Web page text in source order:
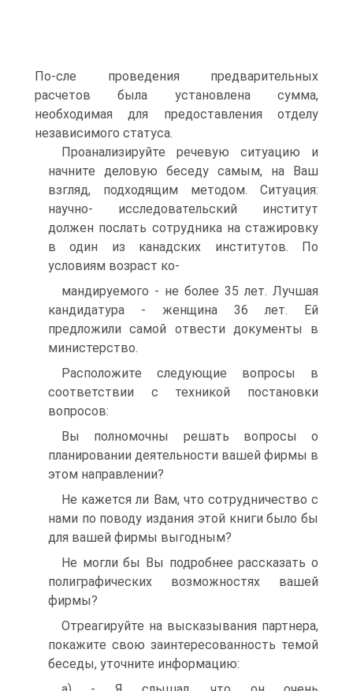
По-сле проведения предварительных
расчетов была установлена сумма,
необходимая для предоставления отделу
независимого статуса.
Проанализируйте речевую ситуацию и
начните деловую беседу самым, на Ваш
взгляд, подходящим методом. Ситуация:
научно- исследовательский институт
должен послать сотрудника на стажировку
в один из канадских институтов. По
условиям возраст ко-
мандируемого - не более 35 лет. Лучшая
кандидатура - женщина 36 лет. Ей
предложили самой отвести документы в
министерство.
Расположите следующие вопросы в
соответствии с техникой постановки
вопросов:
Вы полномочны решать вопросы о
планировании деятельности вашей фирмы в
этом направлении?
Не кажется ли Вам, что сотрудничество с
нами по поводу издания этой книги было бы
для вашей фирмы выгодным?
Не могли бы Вы подробнее рассказать о
полиграфических возможностях вашей
фирмы?
Отреагируйте на высказывания партнера,
покажите свою заинтересованность темой
беседы, уточните информацию: